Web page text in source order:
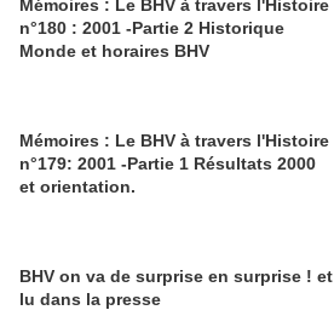
Mémoires : Le BHV à travers l'Histoire
n°180 : 2001 -Partie 2 Historique
Monde et horaires BHV
Mémoires : Le BHV à travers l'Histoire
n°179: 2001 -Partie 1 Résultats 2000
et orientation.
BHV on va de surprise en surprise ! et
lu dans la presse